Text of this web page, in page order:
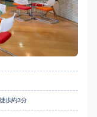
歩約3分